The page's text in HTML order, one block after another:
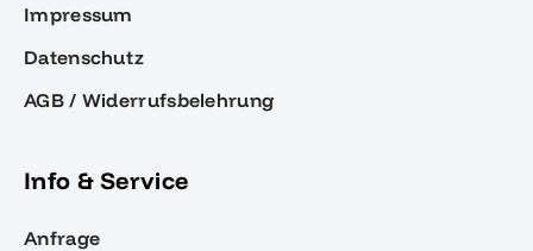
Impressum
Datenschutz
AGB / Widerrufsbelehrung
Info & Service
Anfrage